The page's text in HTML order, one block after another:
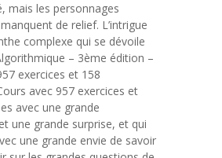
mais les personnages
de relief. L’intrigue
complexe qui se dévoile
– 3ème édition –
exercices et 158
avec 957 exercices et
avec une grande
une grande surprise, et qui
une grande envie de savoir